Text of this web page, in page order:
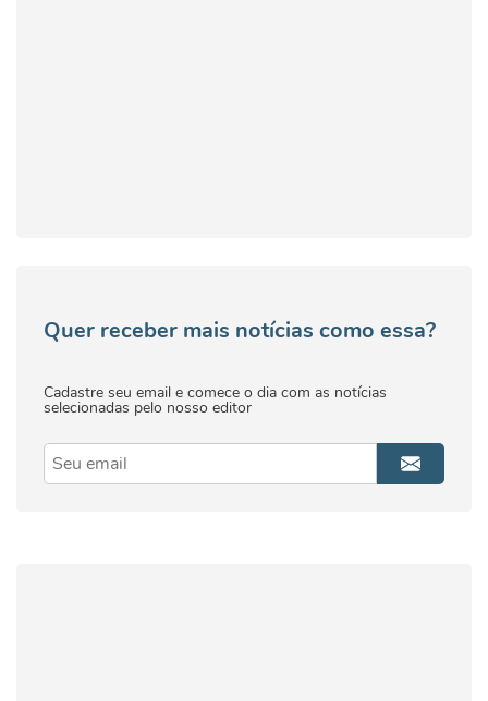
Quer receber mais notícias como essa?
Cadastre seu email e comece o dia com as notícias
selecionadas pelo nosso editor